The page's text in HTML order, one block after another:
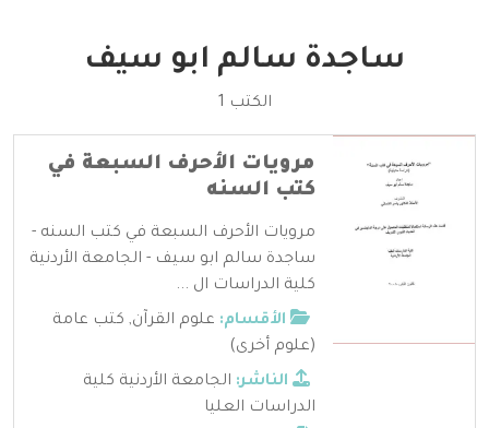
ساجدة سالم ابو سيف
الكتب 1
مرويات الأحرف السبعة في
كتب السنه
مرويات الأحرف السبعة في كتب السنه -
ساجدة سالم ابو سيف - الجامعة الأردنية
كلية الدراسات ال ...
الأقسام: علوم القرآن, كتب عامة
(علوم أخرى)
الناشر: الجامعة الأردنية كلية
الدراسات العليا